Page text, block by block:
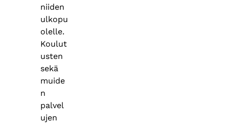
niiden
ulkopu
olelle.
Koulut
usten
sekä
muide
n
palvel
ujen